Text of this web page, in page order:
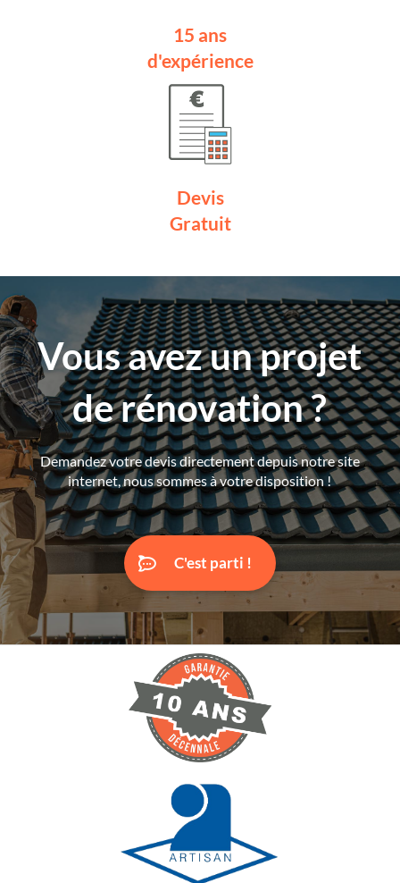
15 ans
d'expérience
Devis
Gratuit
Vous avez un projet
de rénovation ?
Demandez votre devis directement depuis notre site
internet, nous sommes à votre disposition !
C'est parti !